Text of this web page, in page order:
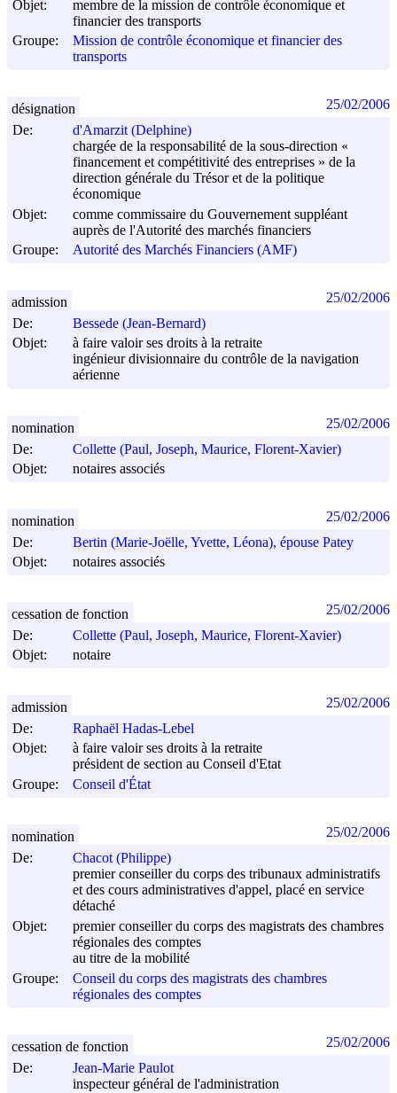
Objet:
membre de la mission de contrôle économique et
financier des transports
Groupe:
Mission de contrôle économique et financier des
transports
De:
d'Amarzit (Delphine)
chargée de la responsabilité de la sous-direction «
financement et compétitivité des entreprises » de la
direction générale du Trésor et de la politique
économique
Objet:
comme commissaire du Gouvernement suppléant
auprès de l'Autorité des marchés financiers
Groupe:
Autorité des Marchés Financiers (AMF)
désignation 25/02/2006
De:
Bessede (Jean-Bernard)
Objet:
à faire valoir ses droits à la retraite
ingénieur divisionnaire du contrôle de la navigation
aérienne
admission 25/02/2006
De:
Collette (Paul, Joseph, Maurice, Florent-Xavier)
Objet:
notaires associés
nomination 25/02/2006
De:
Bertin (Marie-Joëlle, Yvette, Léona), épouse Patey
Objet:
notaires associés
nomination 25/02/2006
De:
Collette (Paul, Joseph, Maurice, Florent-Xavier)
Objet:
notaire
cessation de fonction 25/02/2006
De:
Raphaël Hadas-Lebel
Objet:
à faire valoir ses droits à la retraite
président de section au Conseil d'Etat
Groupe:
Conseil d'État
admission 25/02/2006
De:
Chacot (Philippe)
premier conseiller du corps des tribunaux administratifs
et des cours administratives d'appel, placé en service
détaché
Objet:
premier conseiller du corps des magistrats des chambres
régionales des comptes
au titre de la mobilité
Groupe:
Conseil du corps des magistrats des chambres
régionales des comptes
nomination 25/02/2006
De:
Jean-Marie Paulot
inspecteur général de l'administration
cessation de fonction 25/02/2006